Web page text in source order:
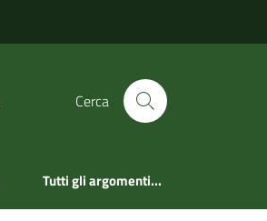
Cerca
Tutti gli argomenti...